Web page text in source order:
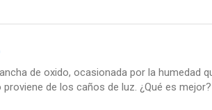
de oxido, ocasionada por la humedad
de los caños de luz. ¿Qué es